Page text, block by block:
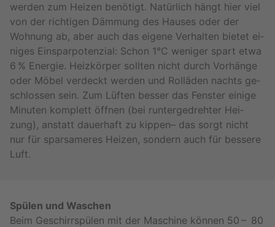
wer­den zum Hei­zen be­nö­tigt. Na­tür­lich hängt hier viel
von der rich­ti­gen Däm­mung des Hau­ses oder der
Woh­nung ab, aber auch das ei­ge­ne Ver­hal­ten bie­tet ei­
ni­ges Ein­spar­po­ten­zi­al: Schon 1°C we­ni­ger spart etwa
6 % En­er­gie. Heiz­kör­per soll­ten nicht durch Vor­hän­ge
oder Möbel ver­deckt wer­den und Rol­lä­den nachts ge­
schlos­sen sein. Zum Lüf­ten bes­ser das Fens­ter ei­ni­ge
Mi­nu­ten kom­plett öff­nen (bei run­ter­ge­dreh­ter Hei­
zung), an­statt dau­er­haft zu kip­pen– das sorgt nicht
nur für spar­sa­me­res Hei­zen, son­dern auch für bes­se­re
Luft.
Spü­len und Wa­schen
Beim Ge­schirr­spü­len mit der Ma­schi­ne kön­nen 50 – 80